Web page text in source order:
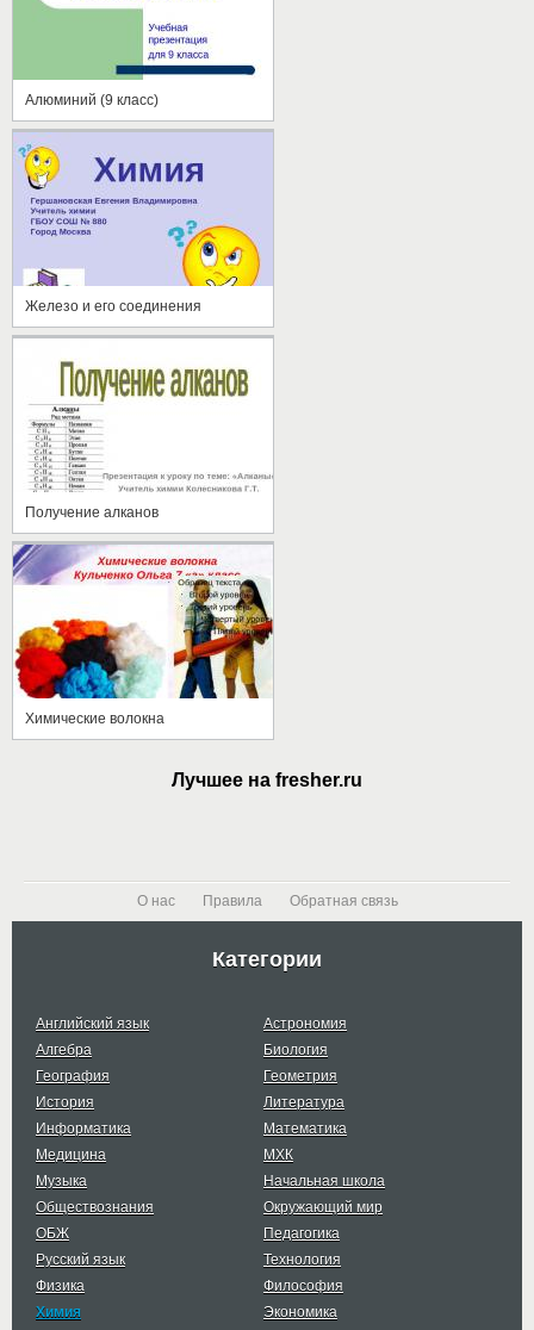
Алюминий (9 класс)
Железо и его соединения
Получение алканов
Химические волокна
Лучшее на fresher.ru
О нас Правила Обратная связь
Категории
Английский язык
Астрономия
Алгебра
Биология
География
Геометрия
История
Литература
Информатика
Математика
Медицина
МХК
Музыка
Начальная школа
Обществознания
Окружающий мир
ОБЖ
Педагогика
Русский язык
Технология
Физика
Философия
Химия
Экономика